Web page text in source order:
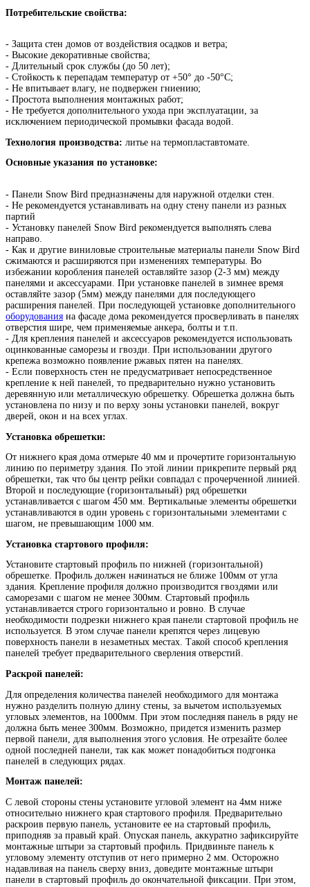
Потребительские свойства:
- Защита стен домов от воздействия осадков и ветра;
- Высокие декоративные свойства;
- Длительный срок службы (до 50 лет);
- Стойкость к перепадам температур от +50° до -50°C;
- Не впитывает влагу, не подвержен гниению;
- Простота выполнения монтажных работ;
- Не требуется дополнительного ухода при эксплуатации, за
исключением периодической промывки фасада водой.
Технология производства: литье на термопластавтомате.
Основные указания по установке:
- Панели Snow Bird предназначены для наружной отделки стен.
- Не рекомендуется устанавливать на одну стену панели из разных
партий
- Установку панелей Snow Bird рекомендуется выполнять слева
направо.
- Как и другие виниловые строительные материалы панели Snow Bird
сжимаются и расширяются при изменениях температуры. Во
избежании коробления панелей оставляйте зазор (2-3 мм) между
панелями и аксессуарами. При установке панелей в зимнее время
оставляйте зазор (5мм) между панелями для последующего
расширения панелей. При последующей установке дополнительного
оборудования на фасаде дома рекомендуется просверливать в панелях
отверстия шире, чем применяемые анкера, болты и т.п.
- Для крепления панелей и аксессуаров рекомендуется использовать
оцинкованные саморезы и гвозди. При использовании другого
крепежа возможно появление ржавых пятен на панелях.
- Если поверхность стен не предусматривает непосредственное
крепление к ней панелей, то предварительно нужно установить
деревянную или металлическую обрешетку. Обрешетка должна быть
установлена по низу и по верху зоны установки панелей, вокруг
дверей, окон и на всех углах.
Установка обрешетки:
От нижнего края дома отмерьте 40 мм и прочертите горизонтальную
линию по периметру здания. По этой линии прикрепите первый ряд
обрешетки, так что бы центр рейки совпадал с прочерченной линией.
Второй и последующие (горизонтальный) ряд обрешетки
устанавливается с шагом 450 мм. Вертикальные элементы обрешетки
устанавливаются в один уровень с горизонтальными элементами с
шагом, не превышающим 1000 мм.
Установка стартового профиля:
Установите стартовый профиль по нижней (горизонтальной)
обрешетке. Профиль должен начинаться не ближе 100мм от угла
здания. Крепление профиля должно производится гвоздями или
саморезами с шагом не менее 300мм. Стартовый профиль
устанавливается строго горизонтально и ровно. В случае
необходимости подрезки нижнего края панели стартовой профиль не
используется. В этом случае панели крепятся через лицевую
поверхность панели в незаметных местах. Такой способ крепления
панелей требует предварительного сверления отверстий.
Раскрой панелей:
Для определения количества панелей необходимого для монтажа
нужно разделить полную длину стены, за вычетом используемых
угловых элементов, на 1000мм. При этом последняя панель в ряду не
должна быть менее 300мм. Возможно, придется изменить размер
первой панели, для выполнения этого условия. Не отрезайте более
одной последней панели, так как может понадобиться подгонка
панелей в следующих рядах.
Монтаж панелей:
С левой стороны стены установите угловой элемент на 4мм ниже
относительно нижнего края стартового профиля. Предварительно
раскроив первую панель, установите ее на стартовый профиль,
приподняв за правый край. Опуская панель, аккуратно зафиксируйте
монтажные штыри за стартовый профиль. Придвиньте панель к
угловому элементу отступив от него примерно 2 мм. Осторожно
надавливая на панель сверху вниз, доведите монтажные штыри
панели в стартовый профиль до окончательной фиксации. При этом,